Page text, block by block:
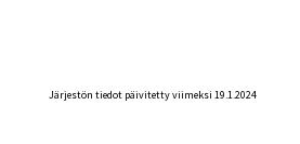
Järjestön tiedot päivitetty viimeksi 19.1.2024